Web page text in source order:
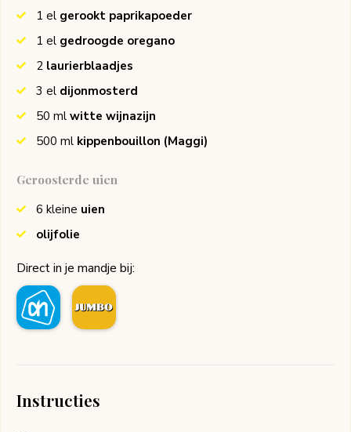
1 el gerookt paprikapoeder
1 el gedroogde oregano
2 laurierblaadjes
3 el dijonmosterd
50 ml witte wijnazijn
500 ml kippenbouillon (Maggi)
Geroosterde uien
6 kleine uien
olijfolie
Direct in je mandje bij:
Instructies